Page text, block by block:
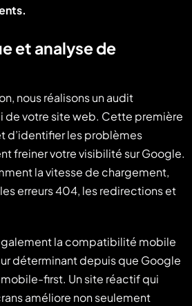
et analyse de
nous réalisons un audit
votre site web. Cette première
d’identifier les problèmes
freiner votre visibilité sur Google.
la vitesse de chargement,
erreurs 404, les redirections et
la compatibilité mobile
déterminant depuis que Google
first. Un site réactif qui
améliore non seulement